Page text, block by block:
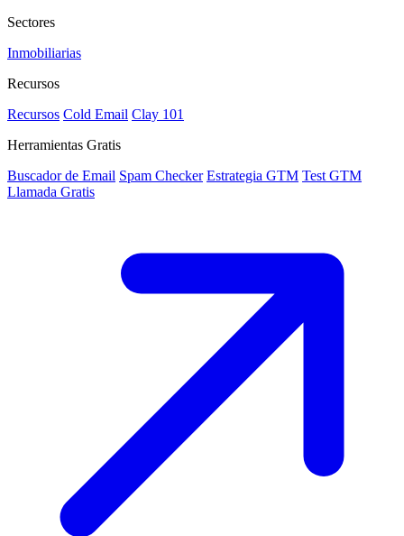
Sectores
Inmobiliarias
Recursos
Recursos Cold Email Clay 101
Herramientas Gratis
Buscador de Email Spam Checker Estrategia GTM Test GTM
Llamada Gratis